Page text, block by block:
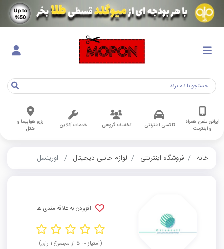
اپراتور تلفن همراه
و اینترنت
تاکسی اینترنتی تخفیف گروهی خدمات آنلاین
رزرو هواپیما و
هتل
خانه فروشگاه اینترنتی لوازم جانبی دیجیتال اورینسل
افزودن به علاقه مندی ها
(امتیاز ۵.۰۰ از مجموع ۱ رای)